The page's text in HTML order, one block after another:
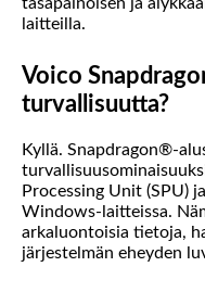
laitteilla.
Voico
turvallisuutta?
Kyllä. Snapdragon®-
Processing Unit (SPU)
Windows-laitteissa.
arkaluontoisia tietoja,
järjestelmän eheyden